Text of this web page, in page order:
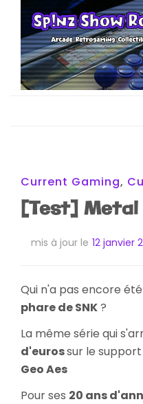
Current Gaming,
[Test] Metal
mis à jour le 12 janvier
Qui n'a pas encore
phare de SNK?
La même série qui
d'eurossur le
Geo Aes
Pour ses 20 ans